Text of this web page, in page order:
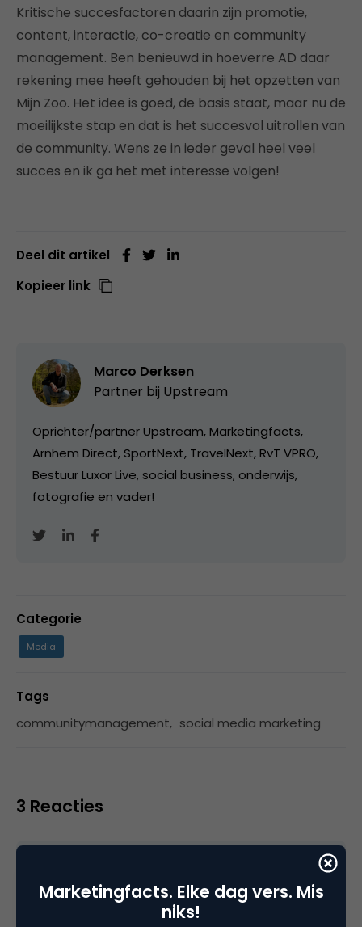
Kritische succesfactoren daarin zijn promotie,
content, interactie, co-creatie en community
management. Ben benieuwd in hoeverre AD daar
rekening mee heeft gehouden bij het opzetten van
Mijn Zoo. Het idee is goed, de basis staat, maar nu de
moeilijkste stap en dat is het succesvol uitrollen van
de community. Wens ze in ieder geval heel veel
succes en ik ga het met interesse volgen!
Deel dit artikel
Kopieer link
Marco Derksen
Partner bij Upstream
Oprichter/partner Upstream, Marketingfacts,
Arnhem Direct, SportNext, TravelNext, RvT VPRO,
Bestuur Luxor Live, social business, onderwijs,
fotografie en vader!
Categorie
Media
Tags
communitymanagement, social media marketing
3 Reacties
Nathalie Bookelmann
Marketingfacts. Elke dag vers. Mis
niks!